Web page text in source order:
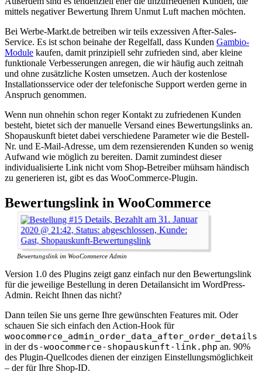
mittels negativer Bewertung Ihrem Unmut Luft machen möchten.
Bei Werbe-Markt.de betreiben wir teils exzessiven After-Sales-
Service. Es ist schon beinahe der Regelfall, dass Kunden Gambio-
Module kaufen, damit prinzipiell sehr zufrieden sind, aber kleine
funktionale Verbesserungen anregen, die wir häufig auch zeitnah
und ohne zusätzliche Kosten umsetzen. Auch der kostenlose
Installationsservice oder der telefonische Support werden gerne in
Anspruch genommen.
Wenn nun ohnehin schon reger Kontakt zu zufriedenen Kunden
besteht, bietet sich der manuelle Versand eines Bewertungslinks an.
Shopauskunft bietet dabei verschiedene Parameter wie die Bestell-
Nr. und E-Mail-Adresse, um dem rezensierenden Kunden so wenig
Aufwand wie möglich zu bereiten. Damit zumindest dieser
individualisierte Link nicht vom Shop-Betreiber mühsam händisch
zu generieren ist, gibt es das WooCommerce-Plugin.
Bewertungslink in WooCommerce
Bewertungslink im WooCommerce Admin
Version 1.0 des Plugins zeigt ganz einfach nur den Bewertungslink
für die jeweilige Bestellung in deren Detailansicht im WordPress-
Admin. Reicht Ihnen das nicht?
Dann teilen Sie uns gerne Ihre gewünschten Features mit. Oder
schauen Sie sich einfach den Action-Hook für
woocommerce_admin_order_data_after_order_details
in der ds-woocommerce-shopauskunft-link.php an. 90%
des Plugin-Quellcodes dienen der einzigen Einstellungsmöglichkeit
– der für Ihre Shop-ID.